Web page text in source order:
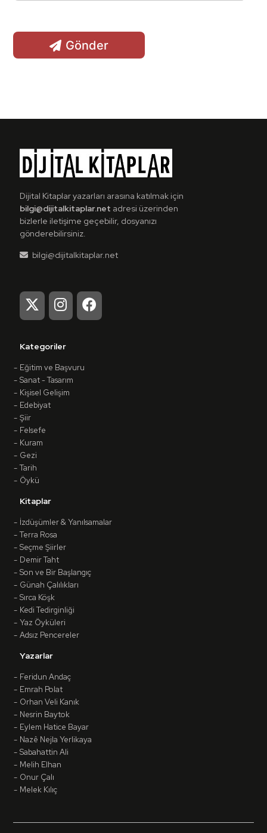
Gönder
Dijital Kitaplar yazarları arasına katılmak için
bilgi@dijitalkitaplar.net adresi üzerinden
bizlerle iletişime geçebilir, dosyanızı
gönderebilirsiniz.
bilgi@dijitalkitaplar.net
Kategoriler
Eğitim ve Başvuru
Sanat - Tasarım
Kişisel Gelişim
Edebiyat
Şiir
Felsefe
Kuram
Gezi
Tarih
Öykü
Kitaplar
İzdüşümler & Yanılsamalar
Terra Rosa
Seçme Şiirler
Demir Taht
Son ve Bir Başlangıç
Günah Çalılıkları
Sırca Köşk
Kedi Tedirginliği
Yaz Öyküleri
Adsız Pencereler
Yazarlar
Feridun Andaç
Emrah Polat
Orhan Veli Kanık
Nesrin Baytok
Eylem Hatice Bayar
Nazê Nejla Yerlikaya
Sabahattin Ali
Melih Elhan
Onur Çalı
Melek Kılıç